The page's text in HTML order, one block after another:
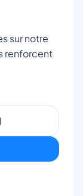
sur notre
renforcent